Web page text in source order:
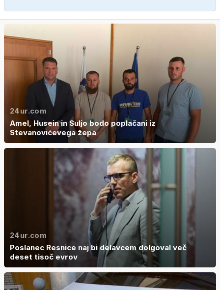
24ur.com
Amel, Husein in Suljo bodo poplačani iz
Stevanovićevega žepa
24ur.com
Poslanec Resnice naj bi delavcem dolgoval več
deset tisoč evrov